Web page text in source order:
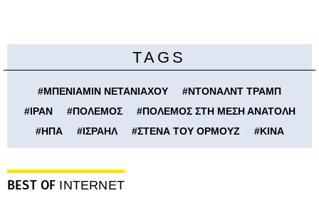
TAGS
#ΜΠΕΝΙΑΜΙΝ ΝΕΤΑΝΙΑΧΟΥ #ΝΤΟΝΑΛΝΤ ΤΡΑΜΠ
#ΙΡΑΝ #ΠΟΛΕΜΟΣ #ΠΟΛΕΜΟΣ ΣΤΗ ΜΕΣΗ ΑΝΑΤΟΛΗ
#ΗΠΑ #ΙΣΡΑΗΛ #ΣΤΕΝΑ ΤΟΥ ΟΡΜΟΥΖ #ΚΙΝΑ
BEST OF INTERNET